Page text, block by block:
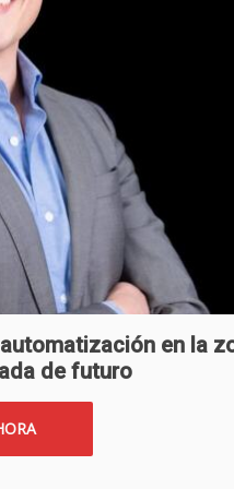
en la
de futuro